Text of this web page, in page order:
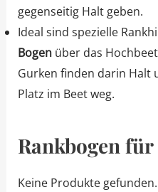
gegenseitig Halt geben.
Ideal sind spezielle
Bogen über das
Gurken finden darin Halt
Platz im Beet weg.
Rankbogen
Keine Produkte gefunden.